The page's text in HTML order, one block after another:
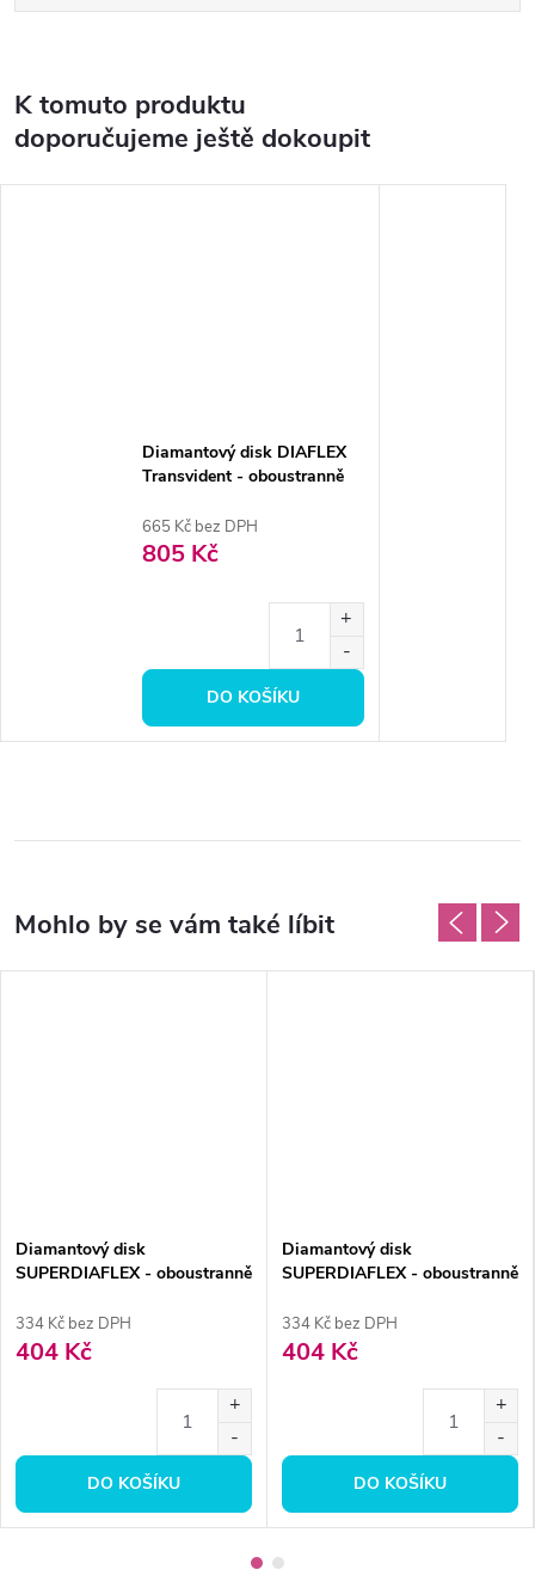
K tomuto produktu
doporučujeme ještě dokoupit
Diamantový disk DIAFLEX
Transvident - oboustranně
665 Kč bez DPH
805 Kč
DO KOŠÍKU
Diamantový disk
SUPERDIAFLEX - oboustranně
334 Kč bez DPH
404 Kč
DO KOŠÍKU
Diamantový disk
SUPERDIAFLEX - oboustranně
334 Kč bez DPH
404 Kč
DO KOŠÍKU